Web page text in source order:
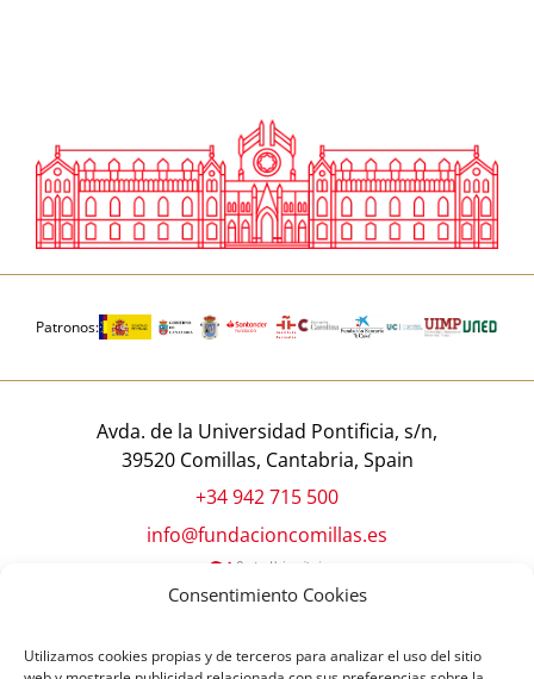
Consentimiento Cookies
Utilizamos cookies propias y de terceros para analizar el uso del sitio
Patronos:
Avda. de la Universidad Pontificia, s/n,
39520 Comillas, Cantabria, Spain
+34 942 715 500
info@fundacioncomillas.es